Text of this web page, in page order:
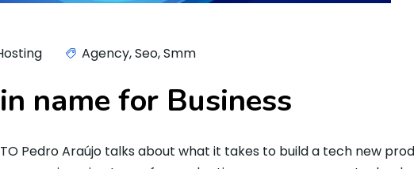
Agency,Seo,Smm
name for Business
Pedro Araújo talks about what it takes to build a tech new